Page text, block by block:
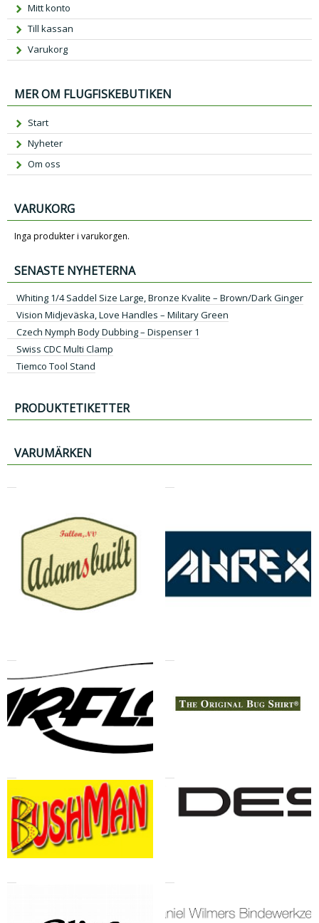
Mitt konto
Till kassan
Varukorg
MER OM FLUGFISKEBUTIKEN
Start
Nyheter
Om oss
VARUKORG
Inga produkter i varukorgen.
SENASTE NYHETERNA
Whiting 1/4 Saddel Size Large, Bronze Kvalite – Brown/Dark Ginger
Vision Midjeväska, Love Handles – Military Green
Czech Nymph Body Dubbing – Dispenser 1
Swiss CDC Multi Clamp
Tiemco Tool Stand
PRODUKTETIKETTER
VARUMÄRKEN